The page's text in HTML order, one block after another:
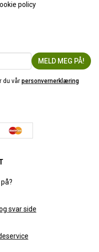
policy
du vår personvernerklæring
svar side